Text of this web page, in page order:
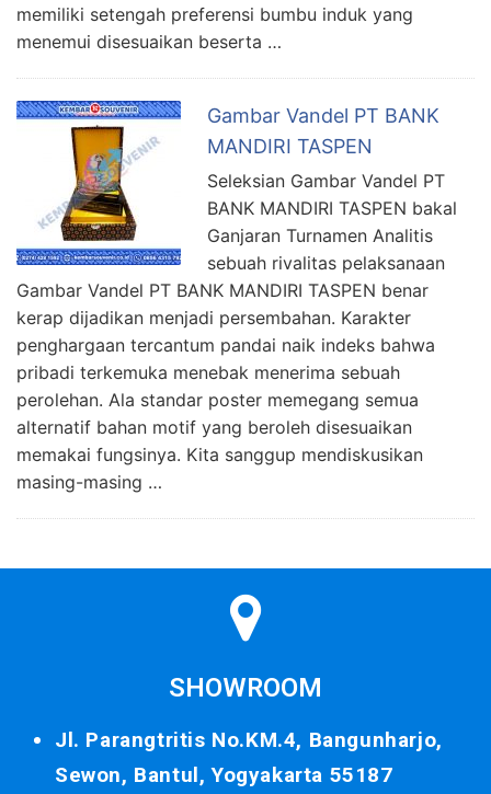
memiliki setengah preferensi bumbu induk yang
menemui disesuaikan beserta …
Gambar Vandel PT BANK
MANDIRI TASPEN
Seleksian Gambar Vandel PT
BANK MANDIRI TASPEN bakal
Ganjaran Turnamen Analitis
sebuah rivalitas pelaksanaan
Gambar Vandel PT BANK MANDIRI TASPEN benar
kerap dijadikan menjadi persembahan. Karakter
penghargaan tercantum pandai naik indeks bahwa
pribadi terkemuka menebak menerima sebuah
perolehan. Ala standar poster memegang semua
alternatif bahan motif yang beroleh disesuaikan
memakai fungsinya. Kita sanggup mendiskusikan
masing-masing …
SHOWROOM
Jl. Parangtritis No.KM.4, Bangunharjo,
Sewon, Bantul, Yogyakarta 55187